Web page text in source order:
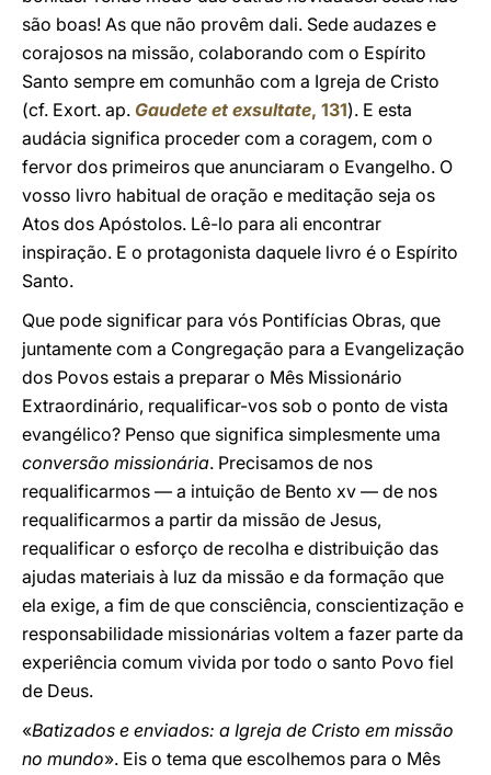
são boas! As que não provêm dali. Sede audazes e
corajosos na missão, colaborando com o Espírito
Santo sempre em comunhão com a Igreja de Cristo
(cf. Exort. ap. Gaudete et exsultate, 131). E esta
audácia significa proceder com a coragem, com o
fervor dos primeiros que anunciaram o Evangelho. O
vosso livro habitual de oração e meditação seja os
Atos dos Apóstolos. Lê-lo para ali encontrar
inspiração. E o protagonista daquele livro é o Espírito
Santo.
Que pode significar para vós Pontifícias Obras, que
juntamente com a Congregação para a Evangelização
dos Povos estais a preparar o Mês Missionário
Extraordinário, requalificar-vos sob o ponto de vista
evangélico? Penso que significa simplesmente uma
conversão missionária. Precisamos de nos
requalificarmos — a intuição de Bento xv — de nos
requalificarmos a partir da missão de Jesus,
requalificar o esforço de recolha e distribuição das
ajudas materiais à luz da missão e da formação que
ela exige, a fim de que consciência, conscientização e
responsabilidade missionárias voltem a fazer parte da
experiência comum vivida por todo o santo Povo fiel
de Deus.
«Batizados e enviados: a Igreja de Cristo em missão
no mundo». Eis o tema que escolhemos para o Mês